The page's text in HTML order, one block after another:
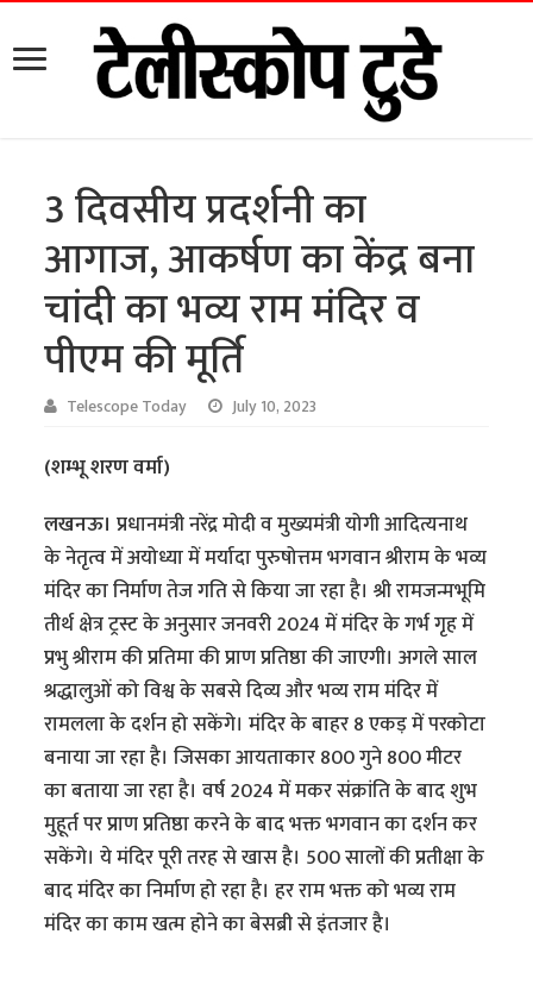
3 दिवसीय प्रदर्शनी का
आगाज, आकर्षण का केंद्र बना
चांदी का भव्य राम मंदिर व
पीएम की मूर्ति
Telescope Today July 10, 2023
(शम्भू शरण वर्मा)
लखनऊ।प्रधानमंत्री नरेंद्र मोदी व मुख्यमंत्री योगी आदित्यनाथ
के नेतृत्व में अयोध्या में मर्यादा पुरुषोत्तम भगवान श्रीराम के भव्य
मंदिर का निर्माण तेज गति से किया जा रहा है। श्री रामजन्मभूमि
तीर्थ क्षेत्र ट्रस्ट के अनुसार जनवरी 2024 में मंदिर के गर्भ गृह में
प्रभु श्रीराम की प्रतिमा की प्राण प्रतिष्ठा की जाएगी। अगले साल
श्रद्धालुओं को विश्व के सबसे दिव्य और भव्य राम मंदिर में
रामलला के दर्शन हो सकेंगे। मंदिर के बाहर 8 एकड़ में परकोटा
बनाया जा रहा है। जिसका आयताकार 800 गुने 800 मीटर
का बताया जा रहा है। वर्ष 2024 में मकर संक्रांति के बाद शुभ
मुहूर्त पर प्राण प्रतिष्ठा करने के बाद भक्त भगवान का दर्शन कर
सकेंगे। ये मंदिर पूरी तरह से खास है। 500 सालों की प्रतीक्षा के
बाद मंदिर का निर्माण हो रहा है। हर राम भक्त को भव्य राम
मंदिर का काम खत्म होने का बेसब्री से इंतजार है।